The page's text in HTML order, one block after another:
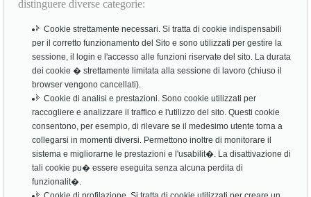
distinguere diverse categorie:
Cookie strettamente necessari. Si tratta di cookie indispensabili
per il corretto funzionamento del Sito e sono utilizzati per gestire la
sessione, il login e l'accesso alle funzioni riservate del sito. La durata
dei cookie � strettamente limitata alla sessione di lavoro (chiuso il
browser vengono cancellati).
Cookie di analisi e prestazioni. Sono cookie utilizzati per
raccogliere e analizzare il traffico e l'utilizzo del sito. Questi cookie
consentono, per esempio, di rilevare se il medesimo utente torna a
collegarsi in momenti diversi. Permettono inoltre di monitorare il
sistema e migliorarne le prestazioni e l'usabilit�. La disattivazione di
tali cookie pu� essere eseguita senza alcuna perdita di
funzionalit�.